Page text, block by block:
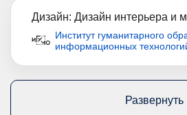
Дизайн: Дизайн интерьера и
Институт гуманитарного
информационных
Развернуть